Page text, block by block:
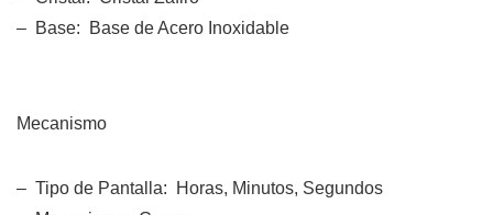
– Base: Base de Acero Inoxidable
Mecanismo
– Tipo de Pantalla: Horas, Minutos, Segundos